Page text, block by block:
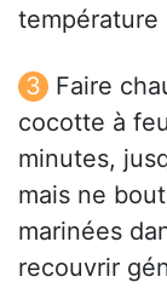
température
Faire
cocotte à
minutes,
mais ne
marinées
recouvrir